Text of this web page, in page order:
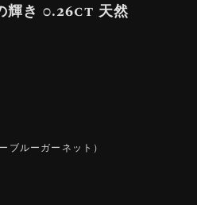
輝き 0.26ct 天然
ブルーガーネット）